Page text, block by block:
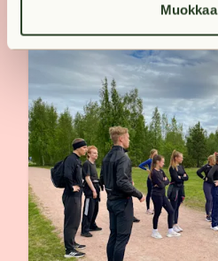
Muokkaa